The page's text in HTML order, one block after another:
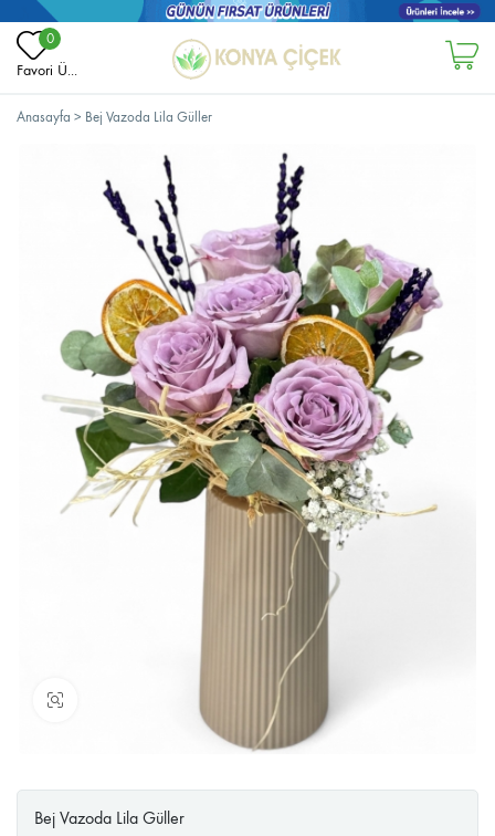
0
Favori Ü...
Anasayfa > Bej Vazoda Lila Güller
Bej Vazoda Lila Güller